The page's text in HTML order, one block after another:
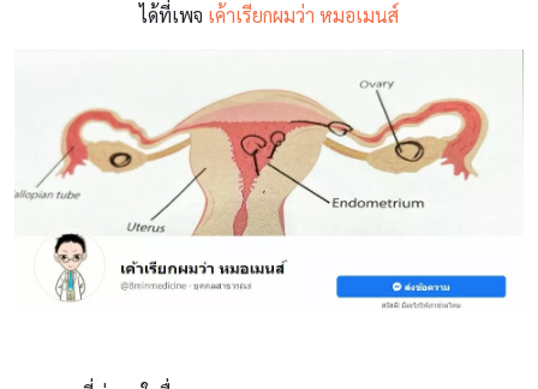
ได้ที่เพจ เค้าเรียกผมว่า หมอเมนส์